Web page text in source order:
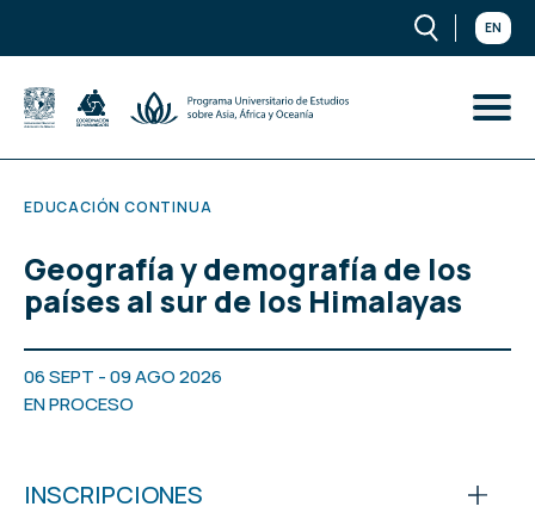
EN
EDUCACIÓN CONTINUA
Geografía y demografía de los
países al sur de los Himalayas
06 SEPT - 09 AGO 2026
EN PROCESO
INSCRIPCIONES